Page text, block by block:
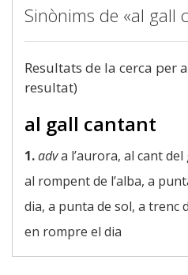
Sinònims de «al gall
Resultats de la cerca per
resultat)
al gall cantant
1.adva l’aurora, al cant
al rompent de l’alba, a
dia, a punta de sol, a trenc
en rompre el dia